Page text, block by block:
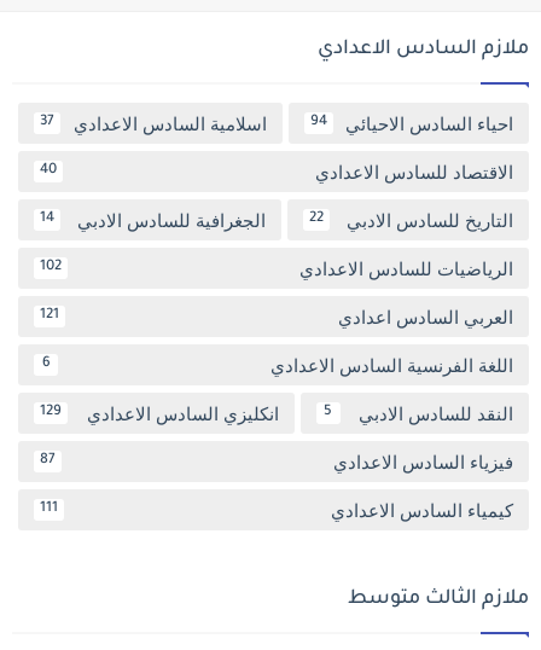
ملازم السادس الاعدادي
احياء السادس الاحيائي 94 اسلامية السادس الاعدادي 37
الاقتصاد للسادس الاعدادي 40
التاريخ للسادس الادبي 22 الجغرافية للسادس الادبي 14
الرياضيات للسادس الاعدادي 102
العربي السادس اعدادي 121
اللغة الفرنسية السادس الاعدادي 6
النقد للسادس الادبي 5 انكليزي السادس الاعدادي 129
فيزياء السادس الاعدادي 87
كيمياء السادس الاعدادي 111
ملازم الثالث متوسط